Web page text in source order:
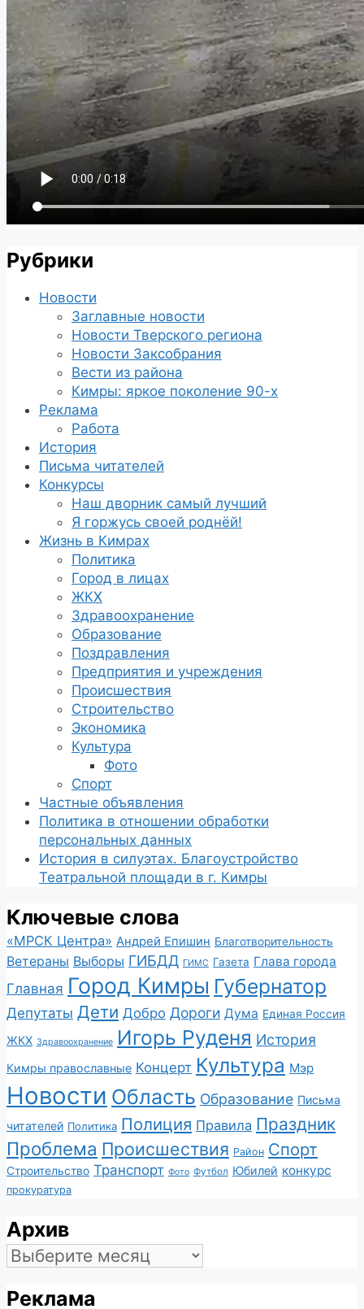
Рубрики
Новости
Заглавные новости
Новости Тверского региона
Новости Заксобрания
Вести из района
Кимры: яркое поколение 90-х
Реклама
Работа
История
Письма читателей
Конкурсы
Наш дворник самый лучший
Я горжусь своей роднёй!
Жизнь в Кимрах
Политика
Город в лицах
ЖКХ
Здравоохранение
Образование
Поздравления
Предприятия и учреждения
Происшествия
Строительство
Экономика
Культура
Фото
Спорт
Частные объявления
Политика в отношении обработки
персональных данных
История в силуэтах. Благоустройство
Театральной площади в г. Кимры
Ключевые слова
«МРСК Центра» Андрей Епишин Благотворительность
Ветераны Выборы ГИБДД ГИМС Газета Глава города
Главная Город Кимры Губернатор
Депутаты Дети Добро Дороги Дума Единая Россия
ЖКХ Здравоохранение Игорь Руденя История
Кимры православные Концерт Культура Мэр
Новости Область Образование Письма
читателей Политика Полиция Правила Праздник
Проблема Происшествия Район Спорт
Строительство Транспорт Фото Футбол Юбилей конкурс
прокуратура
Архив
Архив
Реклама